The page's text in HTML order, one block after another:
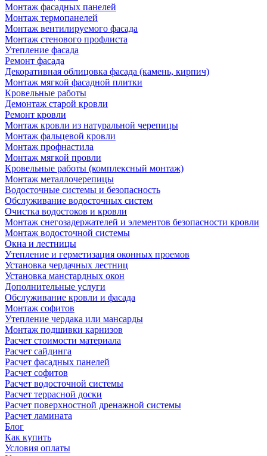
Монтаж фасадных панелей
Монтаж термопанелей
Монтаж вентилируемого фасада
Монтаж стенового профлиста
Утепление фасада
Ремонт фасада
Декоративная облицовка фасада (камень, кирпич)
Монтаж мягкой фасадной плитки
Кровельные работы
Демонтаж старой кровли
Ремонт кровли
Монтаж кровли из натуральной черепицы
Монтаж фальцевой кровли
Монтаж профнастила
Монтаж мягкой провли
Кровельные работы (комплексный монтаж)
Монтаж металлочерепицы
Водосточные системы и безопасность
Обслуживание водосточных систем
Очистка водостоков и кровли
Монтаж снегозадержателей и элементов безопасности кровли
Монтаж водосточной системы
Окна и лестницы
Утепление и герметизация оконных проемов
Установка чердачных лестниц
Установка манстардных окон
Дополнительные услуги
Обслуживание кровли и фасада
Монтаж софитов
Утепление чердака или мансарды
Монтаж подшивки карнизов
Расчет стоимости материала
Расчет сайдинга
Расчет фасадных панелей
Расчет софитов
Расчет водосточной системы
Расчет террасной доски
Расчет поверхностной дренажной системы
Расчет ламината
Блог
Как купить
Условия оплаты